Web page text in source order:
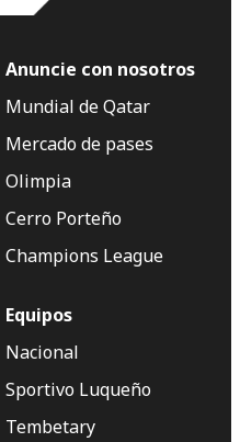
Anuncie con nosotros
Mundial de Qatar
Mercado de pases
Olimpia
Cerro Porteño
Champions League
Equipos
Nacional
Sportivo Luqueño
Tembetary